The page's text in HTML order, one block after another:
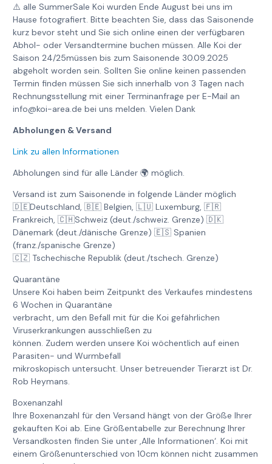
⚠️ alle SummerSale Koi wurden Ende August bei uns im
Hause fotografiert. Bitte beachten Sie, dass das Saisonende
kurz bevor steht und Sie sich online einen der verfügbaren
Abhol- oder Versandtermine buchen müssen. Alle Koi der
Saison 24/25müssen bis zum Saisonende 30.09.2025
abgeholt worden sein. Sollten Sie online keinen passenden
Termin finden müssen Sie sich innerhalb von 3 Tagen nach
Rechnungsstellung mit einer Terminanfrage per E-Mail an
info@koi-area.de bei uns melden. Vielen Dank
Abholungen & Versand
Link zu allen Informationen
Abholungen sind für alle Länder 🌍 möglich.
Versand ist zum Saisonende in folgende Länder möglich
🇩🇪Deutschland, 🇧🇪 Belgien, 🇱🇺 Luxemburg, 🇫🇷
Frankreich, 🇨🇭Schweiz (deut./schweiz. Grenze) 🇩🇰
Dänemark (deut./dänische Grenze) 🇪🇸 Spanien
(franz./spanische Grenze)
🇨🇿 Tschechische Republik (deut./tschech. Grenze)
Quarantäne
Unsere Koi haben beim Zeitpunkt des Verkaufes mindestens
6 Wochen in Quarantäne
verbracht, um den Befall mit für die Koi gefährlichen
Viruserkrankungen ausschließen zu
können. Zudem werden unsere Koi wöchentlich auf einen
Parasiten- und Wurmbefall
mikroskopisch untersucht. Unser betreuender Tierarzt ist Dr.
Rob Heymans.
Boxenanzahl
Ihre Boxenanzahl für den Versand hängt von der Größe Ihrer
gekauften Koi ab. Eine Größentabelle zur Berechnung Ihrer
Versandkosten finden Sie unter ‚Alle Informationen‘. Koi mit
einem Größenunterschied von 10cm können nicht zusammen